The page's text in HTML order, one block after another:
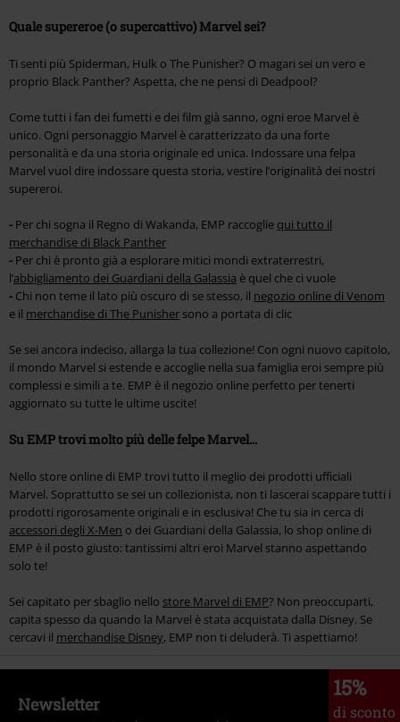
Quale supereroe (o supercattivo) Marvel sei?
Ti senti più Spiderman, Hulk o The Punisher? O magari sei un vero e
proprio Black Panther? Aspetta, che ne pensi di Deadpool?
Come tutti i fan dei fumetti e dei film già sanno, ogni eroe Marvel è
unico. Ogni personaggio Marvel è caratterizzato da una forte
personalità e da una storia originale ed unica. Indossare una felpa
Marvel vuol dire indossare questa storia, vestire l’originalità dei nostri
supereroi.
- Per chi sogna il Regno di Wakanda, EMP raccoglie qui tutto il
merchandise di Black Panther
- Per chi è pronto già a esplorare mitici mondi extraterrestri,
l’abbigliamento dei Guardiani della Galassia è quel che ci vuole
- Chi non teme il lato più oscuro di se stesso, il negozio online di Venom
e il merchandise di The Punisher sono a portata di clic
Se sei ancora indeciso, allarga la tua collezione! Con ogni nuovo capitolo,
il mondo Marvel si estende e accoglie nella sua famiglia eroi sempre più
complessi e simili a te. EMP è il negozio online perfetto per tenerti
aggiornato su tutte le ultime uscite!
Su EMP trovi molto più delle felpe Marvel…
Nello store online di EMP trovi tutto il meglio dei prodotti ufficiali
Marvel. Soprattutto se sei un collezionista, non ti lascerai scappare tutti i
prodotti rigorosamente originali e in esclusiva! Che tu sia in cerca di
accessori degli X-Men o dei Guardiani della Galassia, lo shop online di
EMP è il posto giusto: tantissimi altri eroi Marvel stanno aspettando
solo te!
Sei capitato per sbaglio nello store Marvel di EMP? Non preoccuparti,
capita spesso da quando la Marvel è stata acquistata dalla Disney. Se
cercavi il merchandise Disney, EMP non ti deluderà. Ti aspettiamo!
15%
di sconto
Newsletter